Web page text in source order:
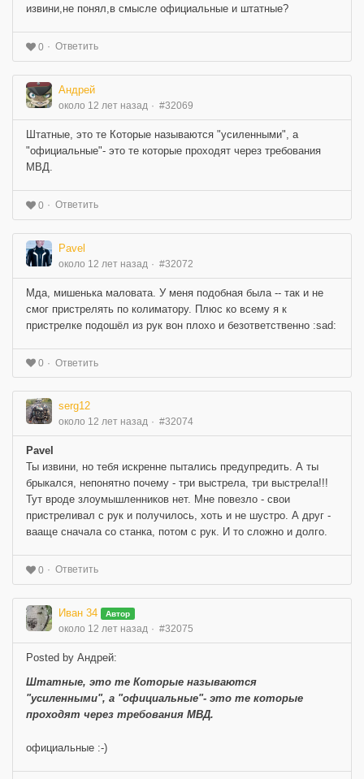
извини,не понял,в смысле официальные и штатные?
0 Ответить
Андрей
около 12 лет назад #32069
Штатные, это те Которые называются "усиленными", а
"официальные"- это те которые проходят через требования
МВД.
0 Ответить
Pavel
около 12 лет назад #32072
Мда, мишенька маловата. У меня подобная была -- так и не
смог пристрелять по колиматору. Плюс ко всему я к
пристрелке подошёл из рук вон плохо и безответственно :sad:
0 Ответить
serg12
около 12 лет назад #32074
Pavel
Ты извини, но тебя искренне пытались предупредить. А ты
брыкался, непонятно почему - три выстрела, три выстрела!!!
Тут вроде злоумышленников нет. Мне повезло - свои
пристреливал с рук и получилось, хоть и не шустро. А друг -
вааще сначала со станка, потом с рук. И то сложно и долго.
0 Ответить
Иван 34 Автор
около 12 лет назад #32075
Posted by Андрей:
Штатные, это те Которые называются
"усиленными", а "официальные"- это те которые
проходят через требования МВД.
официальные :-)